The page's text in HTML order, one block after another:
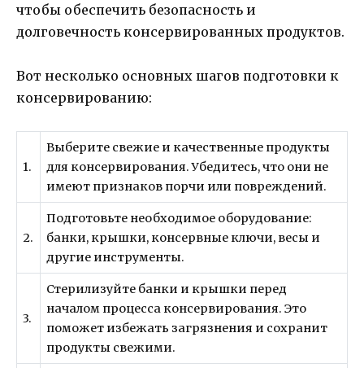
чтобы обеспечить безопасность и
долговечность консервированных продуктов.
Вот несколько основных шагов подготовки к
консервированию:
1.
Выберите свежие и качественные продукты
для консервирования. Убедитесь, что они не
имеют признаков порчи или повреждений.
2.
Подготовьте необходимое оборудование:
банки, крышки, консервные ключи, весы и
другие инструменты.
3.
Стерилизуйте банки и крышки перед
началом процесса консервирования. Это
поможет избежать загрязнения и сохранит
продукты свежими.